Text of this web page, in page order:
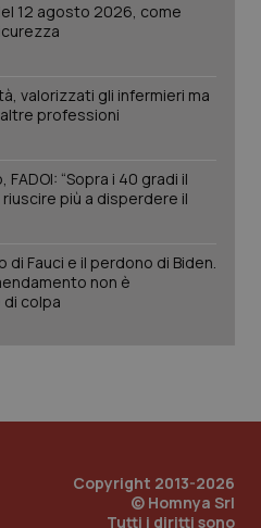
12 agosto 2026, come
valorizzati gli infermieri ma
professioni
“Sopra i 40 gradi il
più a disperdere il
di Fauci e il perdono di Biden.
non è
di colpa
Copyright 2013-2026
© Homnya Srl
Tutti i diritti sono
.quotidianosanita.it
mese